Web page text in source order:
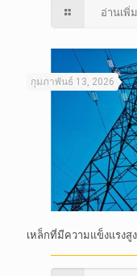
อ่านเพิ่
กุมภาพันธ์ 13, 2026
เหล็กที่มีความแข็งแรง